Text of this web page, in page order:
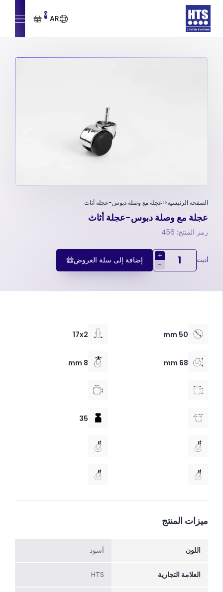
AR
0
الصفحة الرئيسية عجلة مع وصلة دبوس-عجلة أثاث
عجلة مع وصلة دبوس-عجلة أثاث
رمز المنتج: 456
أديت
+
-
إضافة إلى سلة العروض
50 mm
17x2
68 mm
8 mm
35
ميزات المنتج
اللون أسود
العلامة التجارية HTS